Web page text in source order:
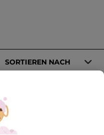
SORTIEREN NACH